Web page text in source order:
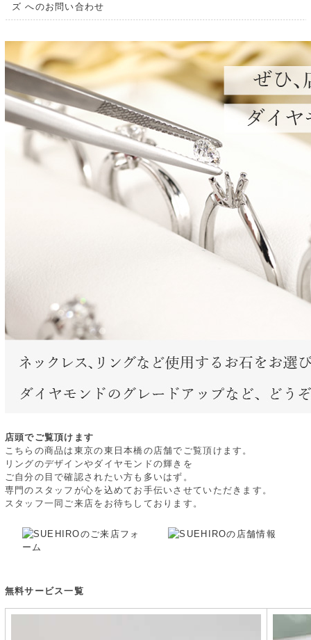
ズ へのお問い合わせ
店頭でご覧頂けます
こちらの商品は東京の東日本橋の店舗でご覧頂けます。
リングのデザインやダイヤモンドの輝きを
ご自分の目で確認されたい方も多いはず。
専門のスタッフが心を込めてお手伝いさせていただきます。
スタッフ一同ご来店をお待ちしております。
無料サービス一覧